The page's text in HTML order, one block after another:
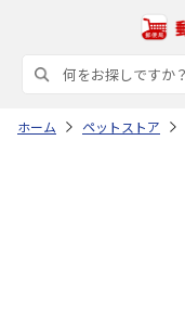
ホーム ペットストア